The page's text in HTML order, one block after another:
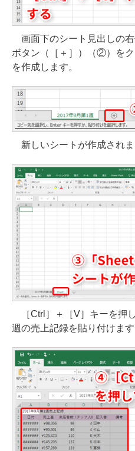
画面下のシート見出しの右
ボタン（［＋］）（②）を
を作成します。
新しいシートが作成され
［Ctrl］＋［V］キーを押
週の売上記録を貼り付けま